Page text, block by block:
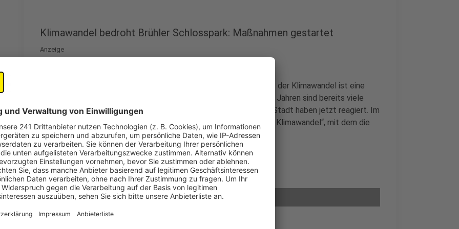
Klimawandel bedroht Brühler Schlosspark: Maßnahmen gestartet
Anzeige
Größere Hitze, mehr Starkregen, Schädlinge und Baukrankheiten – der Klimawandel ist eine
ernsthafte Bedrohung für den Brühler Schlosspark. In den letzten Jahren sind bereits viele
Bäume abgestorben. Die Verwaltung der Schlösser Brühl und die Stadt haben jetzt reagiert. Im
Tiergarten startet das Projekt „Anpassung urbaner Räume an den Klimawandel“, mit dem die
angegriffenen Bäume gestärkt werden sollen.
Anzeige
©Radio Erft
Unter anderem Eichen sollen die Zukunft des Schlossparks retten.